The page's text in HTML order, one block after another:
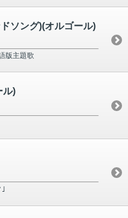
ソング)(オルゴール)
版主題歌
ル)